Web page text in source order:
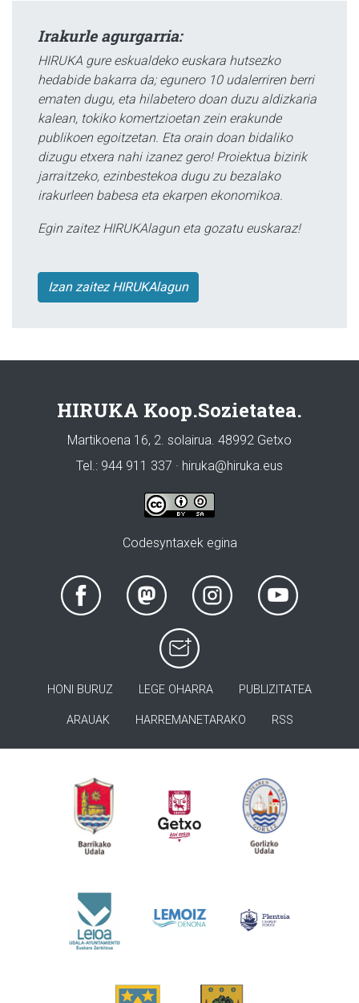
Irakurle agurgarria:
HIRUKA gure eskualdeko euskara hutsezko
hedabide bakarra da; egunero 10 udalerriren berri
ematen dugu, eta hilabetero doan duzu aldizkaria
kalean, tokiko komertzioetan zein erakunde
publikoen egoitzetan. Eta orain doan bidaliko
dizugu etxera nahi izanez gero! Proiektua bizirik
jarraitzeko, ezinbestekoa dugu zu bezalako
irakurleen babesa eta ekarpen ekonomikoa.
Egin zaitez HIRUKAlagun eta gozatu euskaraz!
Izan zaitez HIRUKAlagun
HIRUKA Koop.Sozietatea.
Martikoena 16, 2. solairua. 48992 Getxo
Tel.: 944 911 337 · hiruka@hiruka.eus
Codesyntaxek egina
HONI BURUZ LEGE OHARRA PUBLIZITATEA
ARAUAK HARREMANETARAKO RSS